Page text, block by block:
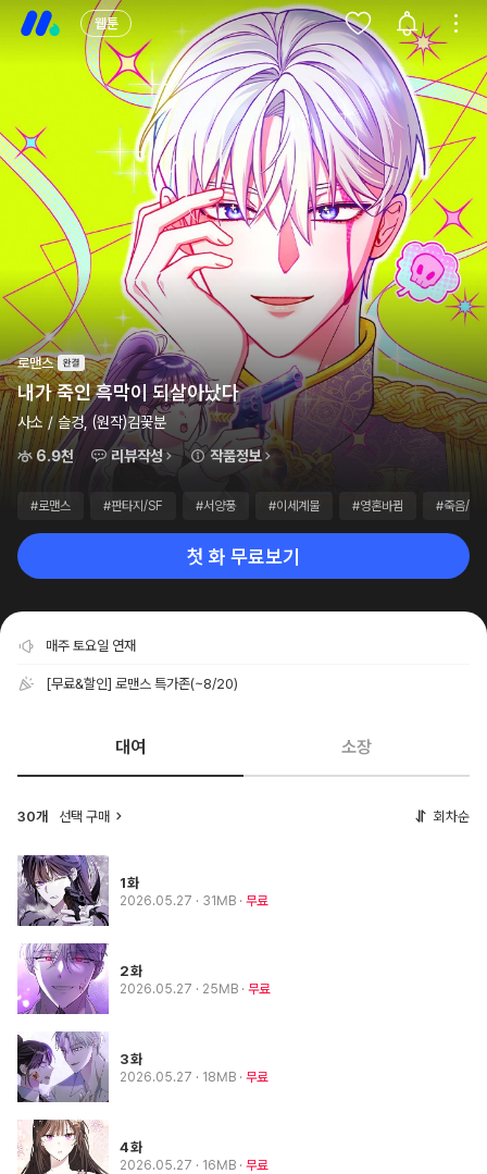
웹툰
로맨스
내가 죽인 흑막이 되살아났다
사소 / 슬겅, (원작)김꽃분
6.9천
리뷰작성 작품정보
#로맨스 #판타지/SF #서양풍 #이세계물 #영혼바뀜 #죽음/살
첫 화 무료보기
매주 토요일 연재
[무료&할인] 로맨스 특가존(~8/20)
대여 소장
30개 선택 구매 회차순
1화
2026.05.27 · 31MB 무료
2화
2026.05.27 · 25MB 무료
3화
2026.05.27 · 18MB 무료
4화
2026.05.27 · 16MB 무료